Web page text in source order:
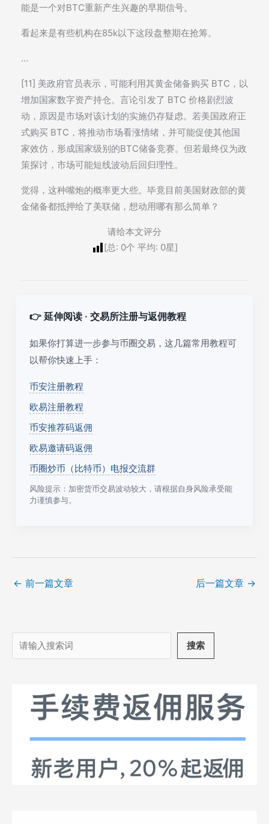
能是一个对BTC重新产生兴趣的早期信号。
看起来是有些机构在85k以下这段盘整期在抢筹。
…
[11] 美政府官员表示，可能利用其黄金储备购买 BTC，以
增加国家数字资产持仓。言论引发了 BTC 价格剧烈波
动，原因是市场对该计划的实施仍存疑虑。若美国政府正
式购买 BTC，将推动市场看涨情绪，并可能促使其他国
家效仿，形成国家级别的BTC储备竞赛。但若最终仅为政
策探讨，市场可能短线波动后回归理性。
觉得，这种嘴炮的概率更大些。毕竟目前美国财政部的黄
金储备都抵押给了美联储，想动用哪有那么简单？
请给本文评分
[总: 0个 平均: 0星]
👉 延伸阅读 · 交易所注册与返佣教程
如果你打算进一步参与币圈交易，这几篇常用教程可
以帮你快速上手：
币安注册教程
欧易注册教程
币安推荐码返佣
欧易邀请码返佣
币圈炒币（比特币）电报交流群
风险提示：加密货币交易波动较大，请根据自身风险承受能
力谨慎参与。
← 前一篇文章 后一篇文章 →
搜
索
搜索